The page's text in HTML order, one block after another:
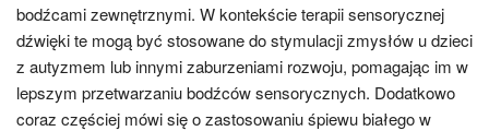
bodźcami zewnętrznymi. W kontekście terapii sensorycznej
dźwięki te mogą być stosowane do stymulacji zmysłów u dzieci
z autyzmem lub innymi zaburzeniami rozwoju, pomagając im w
lepszym przetwarzaniu bodźców sensorycznych. Dodatkowo
coraz częściej mówi się o zastosowaniu śpiewu białego w